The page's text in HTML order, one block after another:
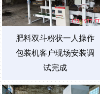
肥料双斗粉状一人操作
包装机客户现场安装调
试完成